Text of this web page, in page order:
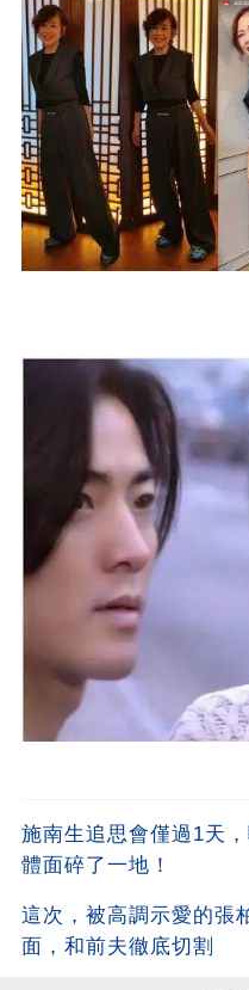
施南生追思會僅過1天
體面碎了一地！
這次，被高調示愛的張
面，和前夫徹底切割